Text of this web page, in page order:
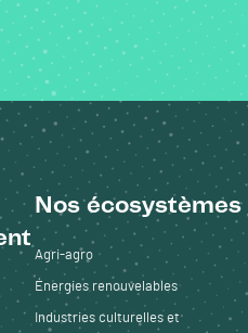
Nos écosystèmes
Agri-agro
Énergies renouvelables
Industries culturelles et